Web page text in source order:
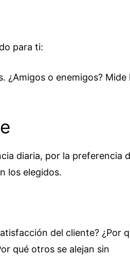
para ti:
¿Amigos o enemigos? Mide
diaria, por la preferencia
los elegidos.
del cliente? ¿Por
qué otros se alejan sin